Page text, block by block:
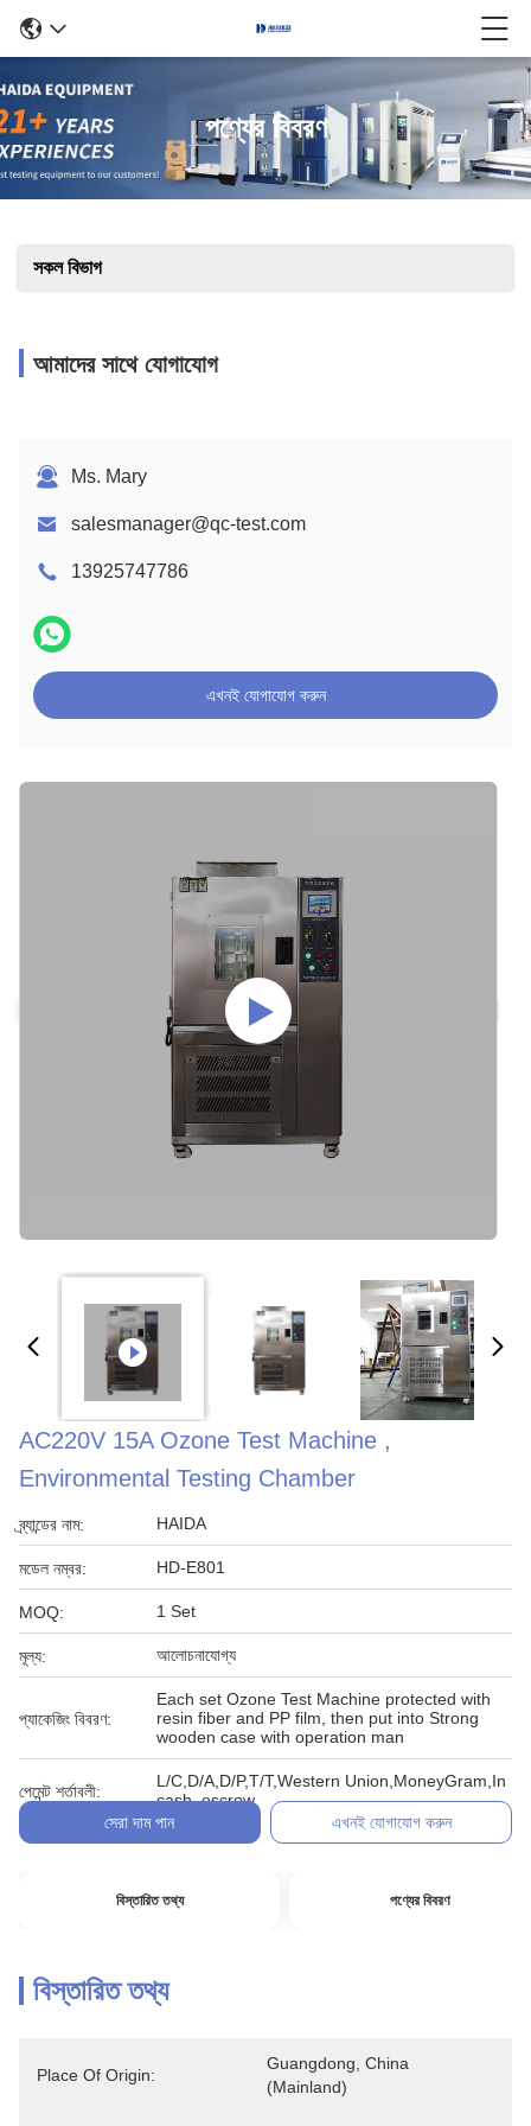
পণ্যের বিবরণ
সকল বিভাগ
আমাদের সাথে যোগাযোগ
Ms. Mary
salesmanager@qc-test.com
13925747786
এখনই যোগাযোগ করুন
AC220V 15A Ozone Test Machine ,
Environmental Testing Chamber
ব্র্যান্ডের নাম: HAIDA
মডেল নম্বর: HD-E801
MOQ: 1 Set
মূল্য: আলোচনাযোগ্য
প্যাকেজিং বিবরণ:
Each set Ozone Test Machine protected with
resin fiber and PP film, then put into Strong
wooden case with operation man
পেমেন্ট শর্তাবলী:
L/C,D/A,D/P,T/T,Western Union,MoneyGram,In
cash, escrow
সেরা দাম পান
এখনই যোগাযোগ করুন
বিস্তারিত তথ্য পণ্যের বিবরণ
বিস্তারিত তথ্য
Place Of Origin:
Guangdong, China
(Mainland)